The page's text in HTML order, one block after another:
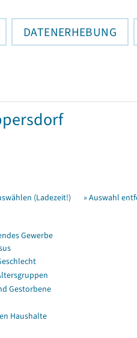
DATENERHEBUNG
(Ladezeit!) » Auswahl
Gewerbe
Gestorbene
Haushalte